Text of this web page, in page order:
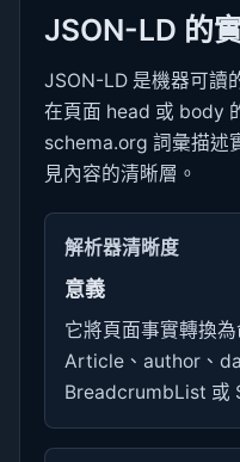
JSON-LD 的
JSON-LD 是機器可讀
在頁面 head 或 body
schema.org 詞彙描述
見內容的清晰層。
解析器清晰度
意義
它將頁面事實轉換
Article、author、
BreadcrumbList 或